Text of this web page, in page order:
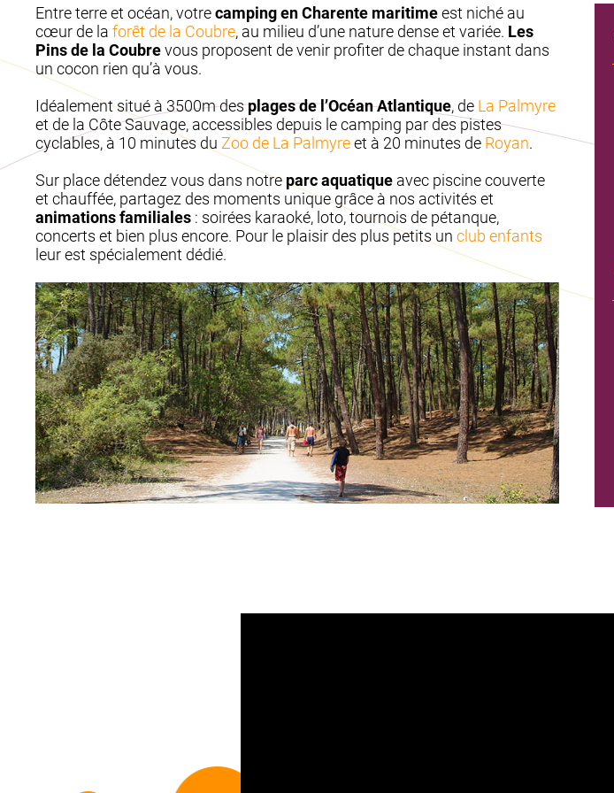
Entre terre et océan, votrecamping en Charente maritimeest niché au
cœur de la forêt de la Coubre, au milieu d’une nature dense et variée. Les
Pins de la Coubrevous proposent de venir profiter de chaque instant dans
un cocon rien qu’à vous.
Idéalement situé à 3500m desplages de l’Océan Atlantique, de La Palmyre
et de la Côte Sauvage, accessibles depuis le camping par des pistes
cyclables, à 10 minutes du Zoo de La Palmyreet à 20 minutes de Royan.
Sur place détendez vous dans notreparc aquatique avec piscine couverte
et chauffée, partagez des moments unique grâce à nos activités et
animations familiales : soirées karaoké, loto, tournois de pétanque,
concerts et bien plus encore. Pour le plaisir des plus petits un club enfants
leur est spécialement dédié.